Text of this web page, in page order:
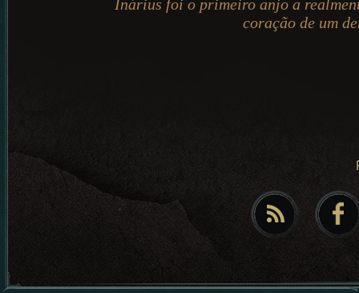
Inárius foi o primeiro anjo a
coração de um